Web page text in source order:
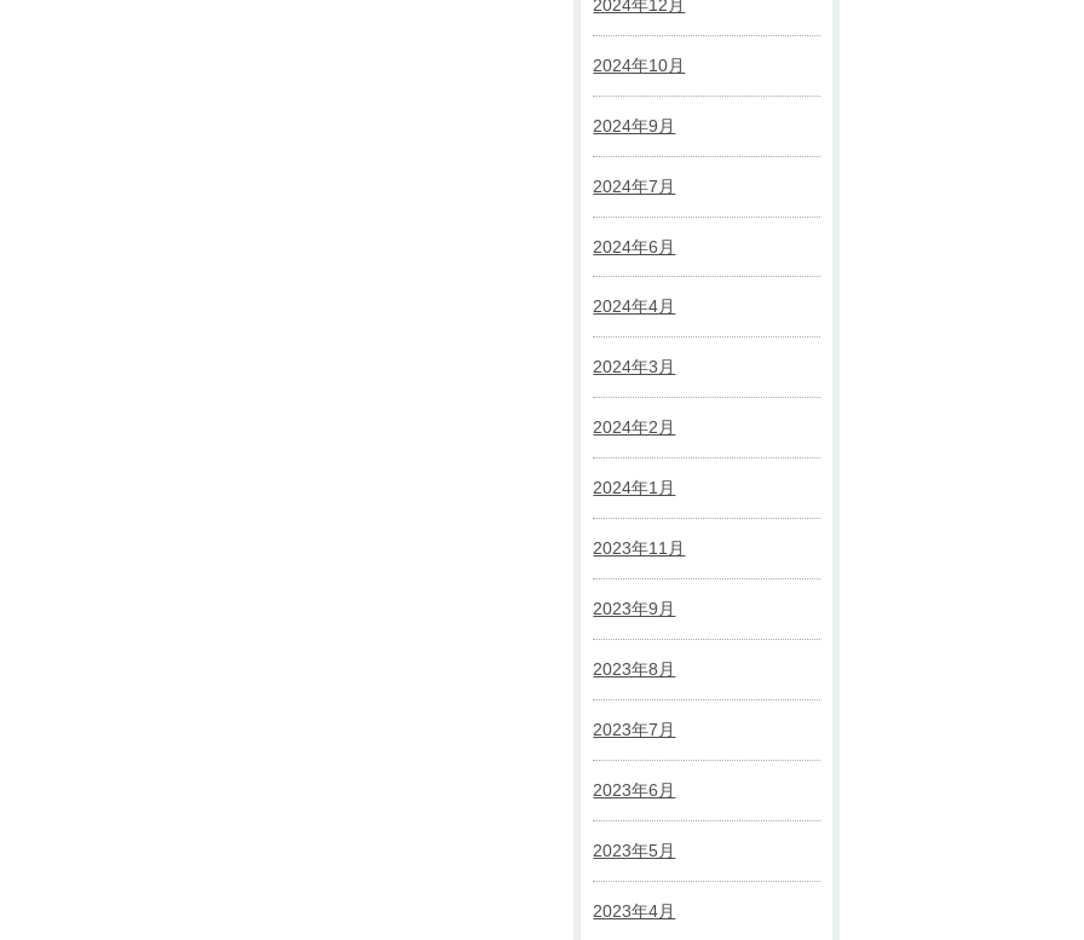
2024年12月
2024年10月
2024年9月
2024年7月
2024年6月
2024年4月
2024年3月
2024年2月
2024年1月
2023年11月
2023年9月
2023年8月
2023年7月
2023年6月
2023年5月
2023年4月